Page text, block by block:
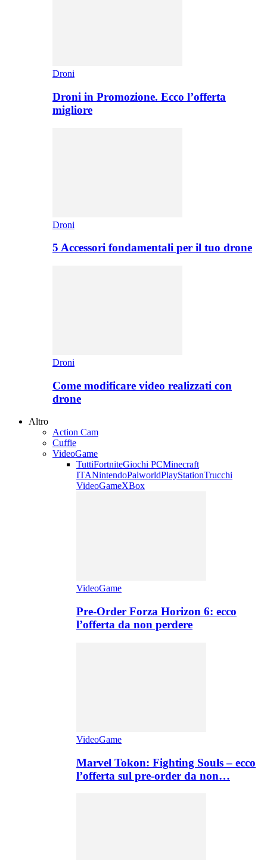
Droni
Droni in Promozione. Ecco l’offerta
migliore
Droni
5 Accessori fondamentali per il tuo drone
Droni
Come modificare video realizzati con
drone
Altro
Action Cam
Cuffie
VideoGame
TuttiFortniteGiochi PCMinecraft
ITANintendoPalworldPlayStationTrucchi
VideoGameXBox
VideoGame
Pre-Order Forza Horizon 6: ecco
l’offerta da non perdere
VideoGame
Marvel Tokon: Fighting Souls – ecco
l’offerta sul pre-order da non…